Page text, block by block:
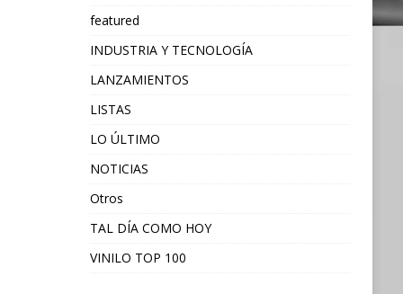
featured
INDUSTRIA Y TECNOLOGÍA
LANZAMIENTOS
LISTAS
LO ÚLTIMO
NOTICIAS
Otros
TAL DÍA COMO HOY
VINILO TOP 100